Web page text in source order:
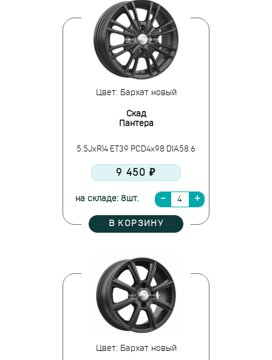
Цвет: Бархат новый
Скад
Пантера
5.5JxR14 ET39 PCD4x98 DIA58.6
9 450 ₽
на складе: 8шт.
В КОРЗИНУ
Цвет: Бархат новый